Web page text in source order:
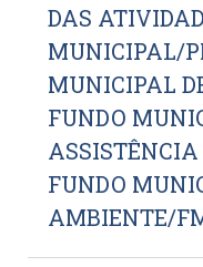
DAS
MUNICIPAL/
MUNICIPAL
FUNDO
FUNDO
AMBIENTE/